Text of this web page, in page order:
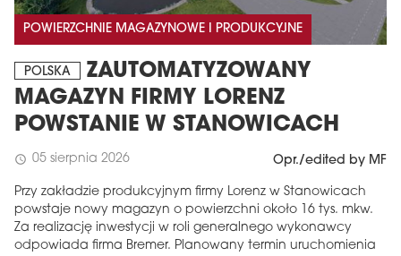
POWIERZCHNIE MAGAZYNOWE I PRODUKCYJNE
POLSKA
ZAUTOMATYZOWANY
MAGAZYN FIRMY LORENZ
POWSTANIE W STANOWICACH
schedule 05 sierpnia 2026 Opr./edited by MF
Przy zakładzie produkcyjnym firmy Lorenz w Stanowicach
powstaje nowy magazyn o powierzchni około 16 tys. mkw.
Za realizację inwestycji w roli generalnego wykonawcy
odpowiada firma Bremer. Planowany termin uruchomienia